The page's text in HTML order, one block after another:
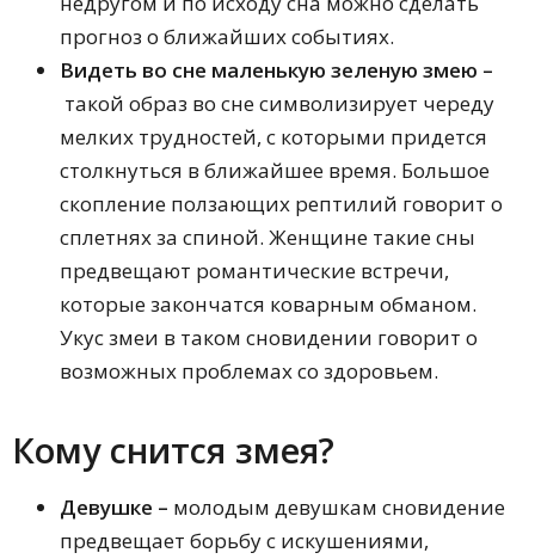
прогноз о ближайших событиях.
Видеть во сне маленькую зеленую змею –
такой образ во сне символизирует череду
мелких трудностей, с которыми придется
столкнуться в ближайшее время. Большое
скопление ползающих рептилий говорит о
сплетнях за спиной. Женщине такие сны
предвещают романтические встречи,
которые закончатся коварным обманом.
Укус змеи в таком сновидении говорит о
возможных проблемах со здоровьем.
Кому снится змея?
Девушке – молодым девушкам сновидение
предвещает борьбу с искушениями,